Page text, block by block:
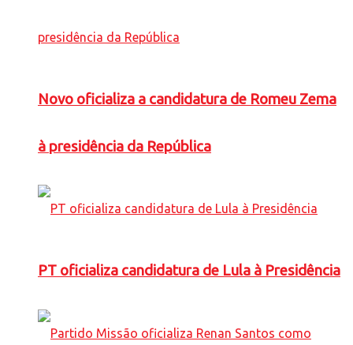
Novo oficializa a candidatura de Romeu Zema
à presidência da República
PT oficializa candidatura de Lula à Presidência